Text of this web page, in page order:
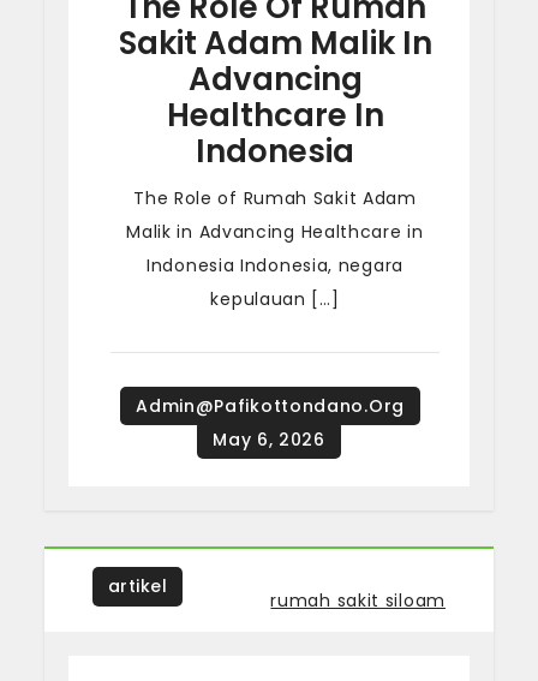
Sakit Adam Malik In
Advancing
Healthcare In
Indonesia
The Role of Rumah Sakit Adam
Malik in Advancing Healthcare in
Indonesia Indonesia, negara
kepulauan […]
artikel
Taggedrumah sakit siloam